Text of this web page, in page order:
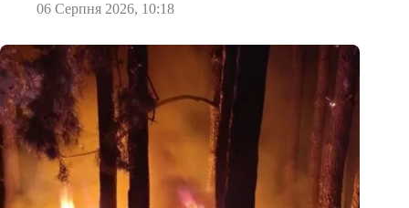
06 Серпня 2026, 10:18